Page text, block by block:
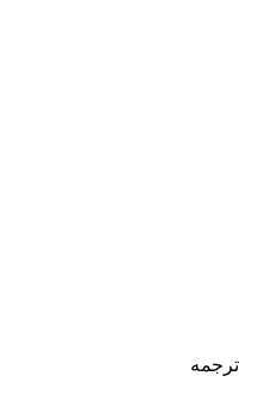
ترجمه